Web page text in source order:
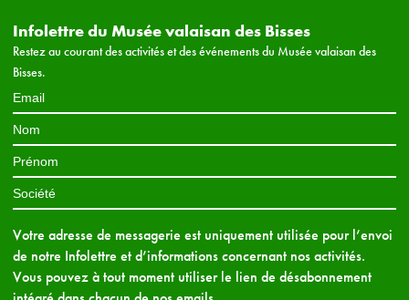
Infolettre du Musée valaisan des Bisses
Restez au courant des activités et des événements du Musée valaisan des
Bisses.
Votre adresse de messagerie est uniquement utilisée pour l’envoi
de notre Infolettre et d’informations concernant nos activités.
Vous pouvez à tout moment utiliser le lien de désabonnement